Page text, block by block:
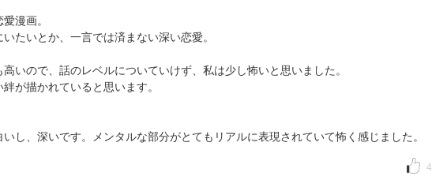
漫画。
たいとか、一言では済まない深い恋愛。
いので、話のレベルについていけず、私は少し怖いと思いました。
が描かれていると思います。
し、深いです。メンタルな部分がとてもリアルに表現されていて怖く感じました。
4